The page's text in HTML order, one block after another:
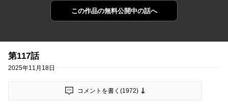
この作品の無料公開中の話へ
第117話
2025年11月18日
コメントを書く(1972)